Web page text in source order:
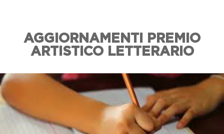
Pacco Alla Camorra
Don Giuseppe Diana
Soci E Adesioni
Casa Don Diana
Mediateca E Biblioteca
Il Viaggio Sulle Terre Di Don
AGGIORNAMENTI PREMIO
ARTISTICO LETTERARIO